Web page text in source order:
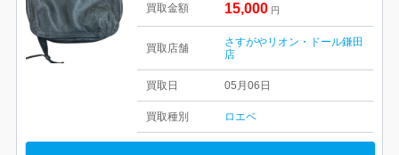
買取金額 15,000 円
買取店舗
さすがやリオン・ドール鎌田
店
買取日 05月06日
買取種別 ロエベ